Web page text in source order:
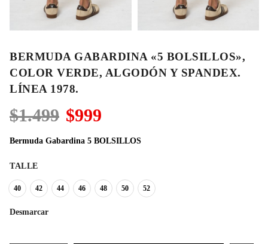
BERMUDA GABARDINA «5 BOLSILLOS»,
COLOR VERDE, ALGODÓN Y SPANDEX.
LÍNEA 1978.
$1.499 El
precio
original
$999
actual
Bermuda Gabardina 5 BOLSILLOS
TALLE
40 42 44 46 48 50 52
Desmarcar